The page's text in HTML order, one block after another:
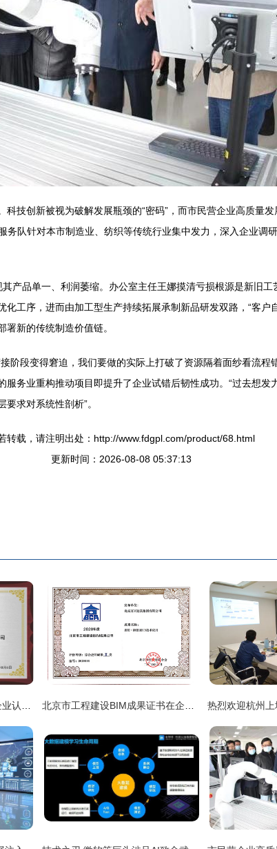
技创新被视为破解发展瓶颈的“密码”，而市民营企业高质量
务队针对本市制造业、纺织等传统行业集中发力，深入企业
产品单一、利润萎缩。办公室主任王娜摸清亏损根源是新旧
工序，进而由加工型生产持续拓展承制新品研发双路，“客
新的传统制造价值链。
阶段变得窘迫，我们要做的实际上打破了资源隔着面纱看流
务业重构推动项目即提升了企业试错后韧性成功。“过去想
求对系统性剖析”。
转载，请注明出处：http://www.fdgpl.com/product/68.html
更新时间：2026-08-08 05:37:13